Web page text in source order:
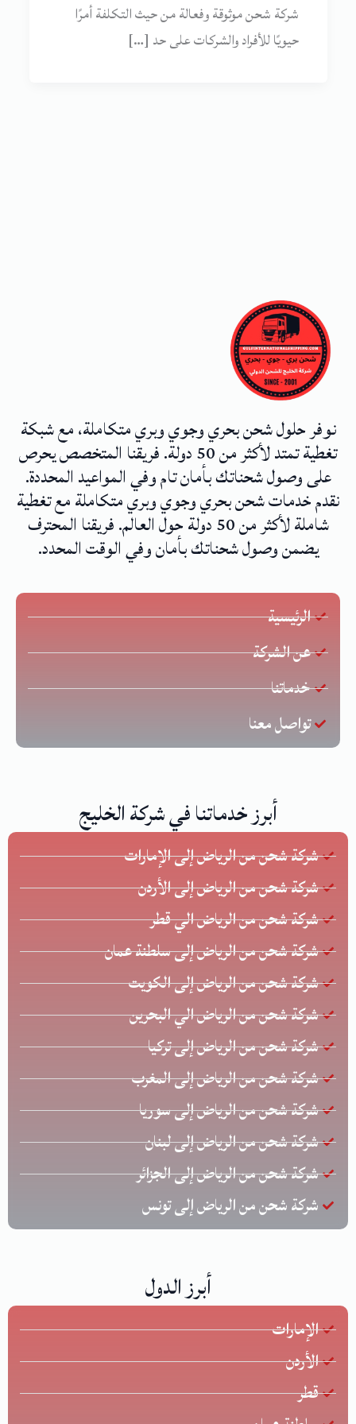
شركة شحن موثوقة وفعالة من حيث التكلفة أمرًا
حيويًا للأفراد والشركات على حد […]
نوفر حلول شحن بحري وجوي وبري متكاملة، مع شبكة
تغطية تمتد لأكثر من 50 دولة. فريقنا المتخصص يحرص
على وصول شحناتك بأمان تام وفي المواعيد المحددة.
نقدم خدمات شحن بحري وجوي وبري متكاملة مع تغطية
شاملة لأكثر من 50 دولة حول العالم. فريقنا المحترف
يضمن وصول شحناتك بأمان وفي الوقت المحدد.
الرئيسية
عن الشركة
خدماتنا
تواصل معنا
أبرز خدماتنا في شركة الخليج
شركة شحن من الرياض إلى الإمارات
شركة شحن من الرياض إلى الأردن
شركة شحن من الرياض الي قطر
شركة شحن من الرياض إلى سلطنة عمان
شركة شحن من الرياض إلى الكويت
شركة شحن من الرياض الي البحرين
شركة شحن من الرياض إلى تركيا
شركة شحن من الرياض إلى المغرب
شركة شحن من الرياض إلى سوريا
شركة شحن من الرياض إلى لبنان
شركة شحن من الرياض إلى الجزائر
شركة شحن من الرياض إلى تونس
أبرز الدول
الإمارات
الأردن
قطر